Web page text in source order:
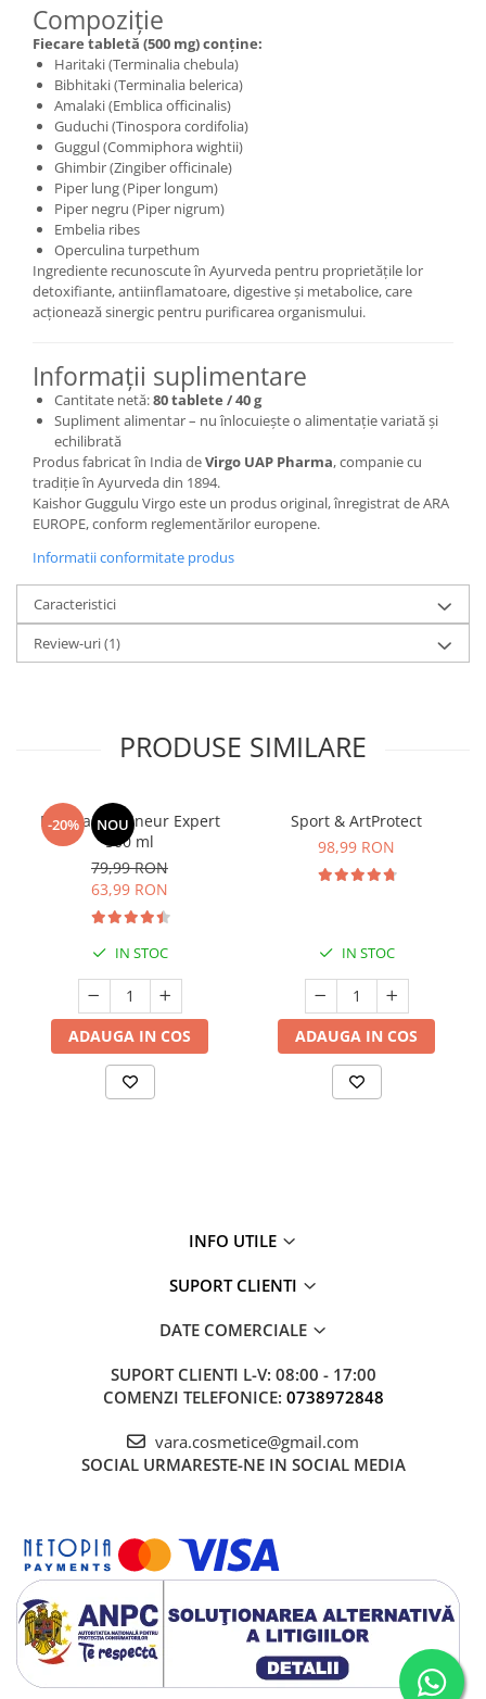
Compoziție
Fiecare tabletă (500 mg) conține:
Haritaki (Terminalia chebula)
Bibhitaki (Terminalia belerica)
Amalaki (Emblica officinalis)
Guduchi (Tinospora cordifolia)
Guggul (Commiphora wightii)
Ghimbir (Zingiber officinale)
Piper lung (Piper longum)
Piper negru (Piper nigrum)
Embelia ribes
Operculina turpethum
Ingrediente recunoscute în Ayurveda pentru proprietățile lor
detoxifiante, antiinflamatoare, digestive și metabolice, care
acționează sinergic pentru purificarea organismului.
Informații suplimentare
Cantitate netă:80 tablete / 40 g
Supliment alimentar – nu înlocuiește o alimentație variată și
echilibrată
Produs fabricat în India deVirgo UAP Pharma, companie cu
tradiție în Ayurveda din 1894.
Kaishor Guggulu Virgo este un produs original, înregistrat de ARA
EUROPE, conform reglementărilor europene.
Informatii conformitate produs
Caracteristici
Review-uri(1)
PRODUSE SIMILARE
-20% NOU
Manhaē Draineur Expert
500 ml
79,99 RON
63,99 RON
IN STOC
ADAUGA IN COS
Sport & ArtProtect
98,99 RON
IN STOC
ADAUGA IN COS
INFO UTILE
SUPORT CLIENTI
DATE COMERCIALE
SUPORT CLIENTI L-V: 08:00 - 17:00
COMENZI TELEFONICE: 0738972848
vara.cosmetice@gmail.com
SOCIAL URMARESTE-NE IN SOCIAL MEDIA